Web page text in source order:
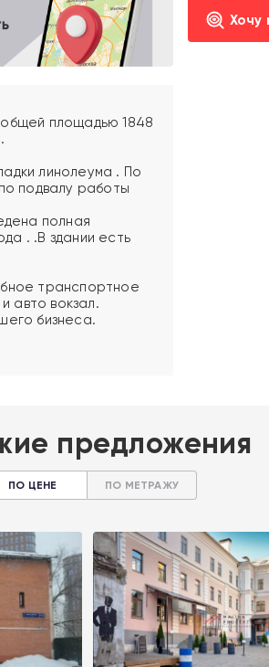
площадью 1848
линолеума . По
подвалу работы
полная
. .В здании есть
транспортное
авто вокзал.
бизнеса.
Хочу
предложения
ПО ЦЕНЕ ПО МЕТРАЖУ